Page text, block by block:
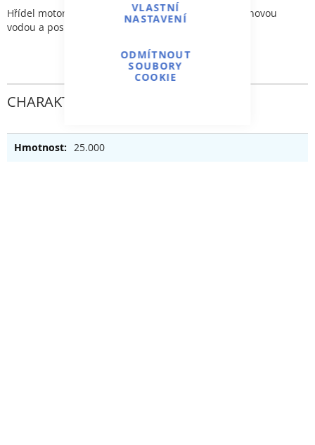
VLASTNÍ
NASTAVENÍ
ODMÍTNOUT
SOUBORY
COOKIE
Hřídel motoru/čerpadla nemá žádný kontakt s bazénovou
vodou a poskytuje tak úplné elektrické oddělení.
CHARAKTERISTICKÝ
25.000